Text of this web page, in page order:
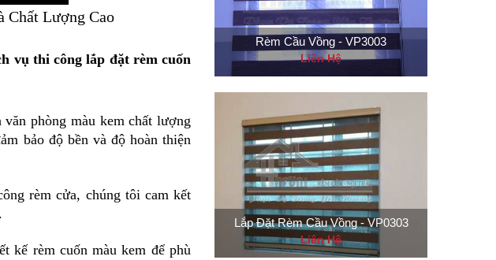
Chất Lượng Cao
vụ thi công lắp đặt rèm cuốn
phòng màu kem chất lượng
bảo độ bền và độ hoàn thiện
rèm cửa, chúng tôi cam kết
kế rèm cuốn màu kem để phù
Rèm Cầu Vồng - VP3003
Liên Hệ
Lắp Đặt Rèm Cầu Vồng - VP0303
Liên Hệ